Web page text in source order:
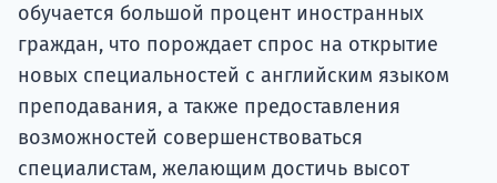
обучается большой процент иностранных
граждан, что порождает спрос на открытие
новых специальностей с английским языком
преподавания, а также предоставления
возможностей совершенствоваться
специалистам, желающим достичь высот